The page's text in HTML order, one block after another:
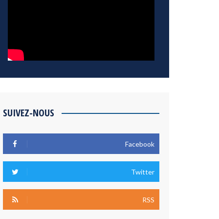
SUIVEZ-NOUS
Facebook
Twitter
RSS